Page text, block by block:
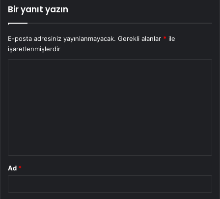
Bir yanıt yazın
E-posta adresiniz yayınlanmayacak. Gerekli alanlar * ile
işaretlenmişlerdir
Ad *